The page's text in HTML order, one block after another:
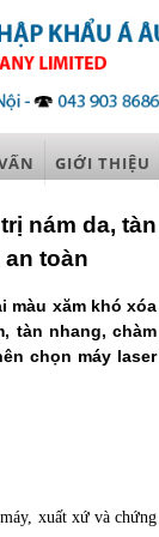
GIỚI THIỆU
nám da, tàn
toàn
màu xăm khó xóa
tàn nhang, chàm
chọn máy laser
xuất xứ và chứng